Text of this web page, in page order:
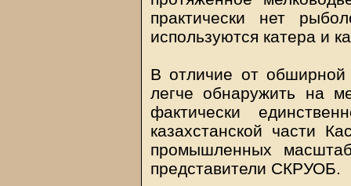
практически нет
используются катера и
В отличие от обширной
легче обнаружить на
фактически
казахстанской части
промышленных
представители СКРУОБ.